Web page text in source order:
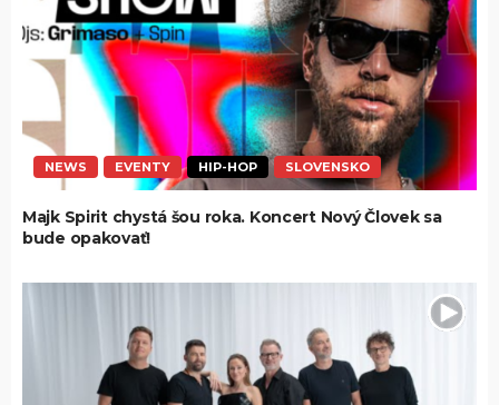
NEWS EVENTY HIP-HOP SLOVENSKO
Majk Spirit chystá šou roka. Koncert Nový Človek sa
bude opakovať!